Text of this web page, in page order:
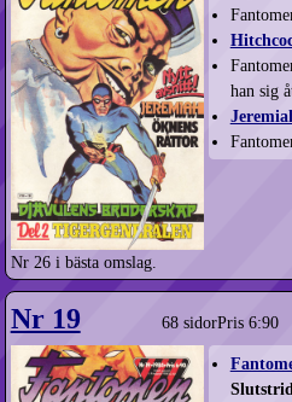
Nr 26 i bästa omslag.
han sig
Nr 19 68 sidorPris 6:90